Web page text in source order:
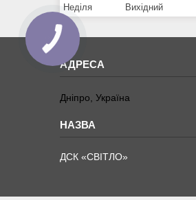
Неділя
Вихідний
Дніпро, Україна
ДСК «СВІТЛО»